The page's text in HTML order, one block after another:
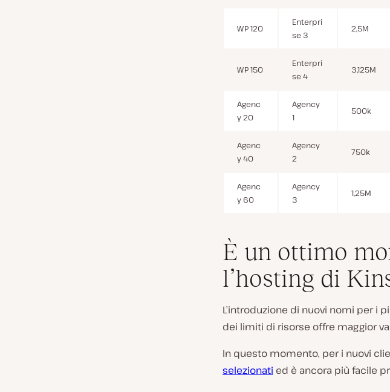
WP 120
Enterpri
se 3
2,5M
WP 150
Enterpri
se 4
3,125M
Agenc
y 20
Agency
1
500k
Agenc
y 40
Agency
2
750k
Agenc
y 60
Agency
3
1,25M
È un ottimo
l’hosting di
L’introduzione di nuovi nomi per i
dei limiti di risorse offre maggior
In questo momento, per i nuovi
selezionati ed è ancora più facile